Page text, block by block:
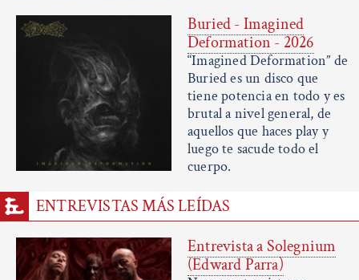
Buried - Imagined
Deformation - 2026
“Imagined Deformation” de
Buried es un disco que
tiene potencia en todo y es
brutal a nivel general, de
aquellos que haces play y
luego te sacude todo el
cuerpo.
ENTREVISTAS MÁS LEÍDAS
Entrevista a Solegnium
(Edward Parra)